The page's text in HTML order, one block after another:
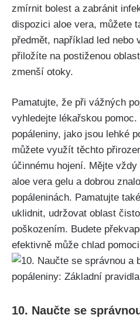
zmírnit⁣ bolest ⁣a zabránit⁤
dispozici ⁤aloe‌ vera,⁢ můžete
předmět, například led ⁣nebo‍
přiložíte na postiženou
zmenší otoky.
Pamatujte, že při vážných
‍vyhledejte⁤ lékařskou
popáleniny, jako jsou lehké
můžete využít těchto
účinnému hojení. Mějte
aloe vera gelu‍ a dobrou
⁤popáleninách. Pamatujte
uklidnit,​ udržovat oblast‍
poškozením. Budete
efektivně⁤ může chlad
10. Naučte se